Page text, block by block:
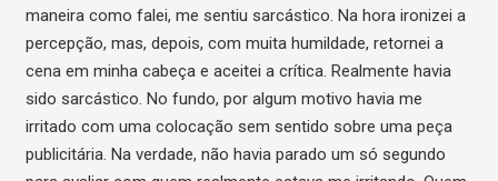
maneira como falei, me sentiu sarcástico. Na hora ironizei a
percepção, mas, depois, com muita humildade, retornei a
cena em minha cabeça e aceitei a crítica. Realmente havia
sido sarcástico. No fundo, por algum motivo havia me
irritado com uma colocação sem sentido sobre uma peça
publicitária. Na verdade, não havia parado um só segundo